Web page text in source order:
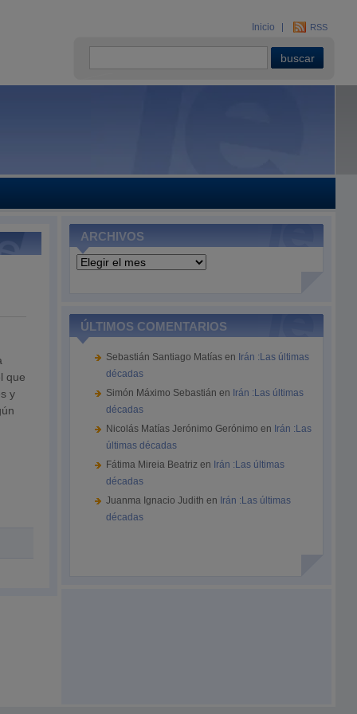
Inicio RSS
que
y
ARCHIVOS
Archivos
ÚLTIMOS COMENTARIOS
Sebastián Santiago Matías en Irán :Las últimas
décadas
Simón Máximo Sebastián en Irán :Las últimas
décadas
Nicolás Matías Jerónimo Gerónimo en Irán :Las
últimas décadas
Fátima Mireia Beatriz en Irán :Las últimas
décadas
Juanma Ignacio Judith en Irán :Las últimas
décadas